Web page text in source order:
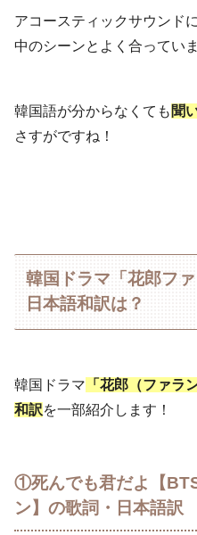
アコースティックサウンド
中のシーンとよく合っていま
韓国語が分からなくても 聞
さすがですね！
韓国ドラマ「花郎フ
日本語和訳は？
韓国ドラマ 「花郎（ファラ
和訳を一部紹介します！
①死んでも君だよ【
ン】の歌詞・日本語訳